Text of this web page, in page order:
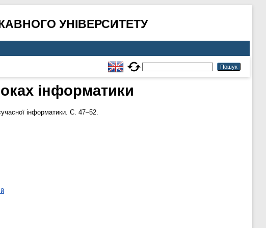
УНІВЕРСИТЕТУ
інформатики
інформатики. С. 47–52.